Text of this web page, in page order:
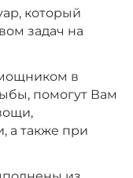
который
задач на
в
помогут Вам
а также при